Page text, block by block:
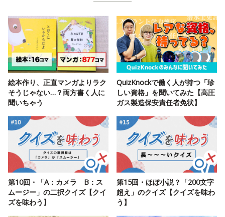
絵本作り、正直マンガよりラク
そうじゃない…？両方書く人に
聞いちゃう
QuizKnockで働く人が持つ「珍
しい資格」を聞いてみた【高圧
ガス製造保安責任者免状】
第10回・「A：カメラ B：ス
ムージー」の二択クイズ【クイ
ズを味わう】
第15回・ほぼ小説？「200文字
超え」のクイズ【クイズを味わ
う】